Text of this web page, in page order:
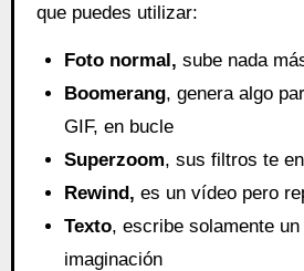
que puedes utilizar:
Foto normal,sube nada
Boomerang, genera algo
GIF, en bucle
Superzoom, sus filtros te
Rewind, es un vídeo pero
Texto, escribe solamente
imaginación